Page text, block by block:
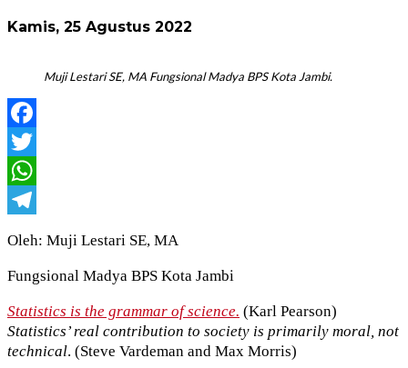
Kamis, 25 Agustus 2022
Muji Lestari SE, MA Fungsional Madya BPS Kota Jambi.
Facebook
Twitter
WhatsApp
Oleh: Muji Lestari SE, MA
Fungsional Madya BPS Kota Jambi
Statistics is the grammar of science. (Karl Pearson)
Statistics’ real contribution to society is primarily moral, not
technical. (Steve Vardeman and Max Morris)